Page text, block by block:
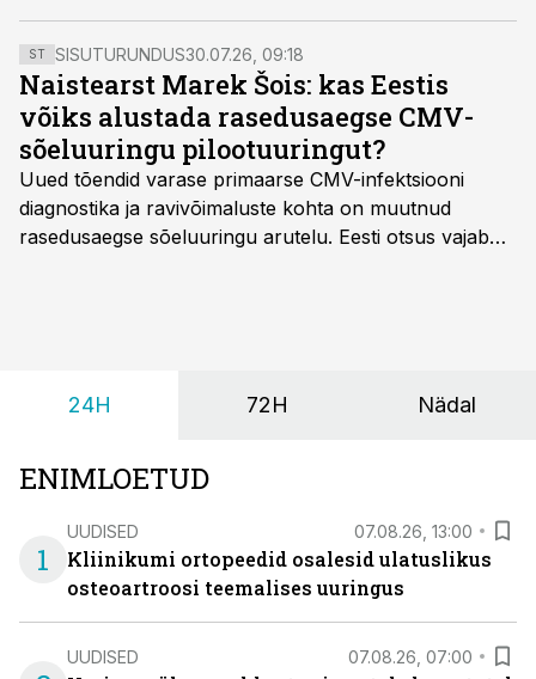
meelitada.
ST SISUTURUNDUS30.07.26, 09:18
Naistearst Marek Šois: kas Eestis
võiks alustada rasedusaegse CMV-
sõeluuringu pilootuuringut?
Uued tõendid varase primaarse CMV-infektsiooni
diagnostika ja ravivõimaluste kohta on muutnud
rasedusaegse sõeluuringu arutelu. Eesti otsus vajab
24H 72H Nädal
ENIMLOETUD
1
UUDISED 07.08.26, 13:00
Kliinikumi ortopeedid osalesid ulatuslikus
osteoartroosi teemalises uuringus
UUDISED 07.08.26, 07:00